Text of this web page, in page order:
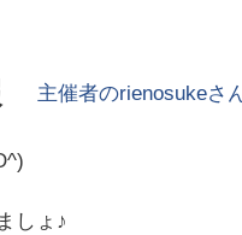
主催者のrienosukeさ
しょ♪